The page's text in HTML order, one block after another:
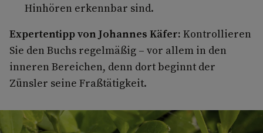
Hinhören erkennbar sind.
Expertentipp von Johannes Käfer: Kontrollieren
Sie den Buchs regelmäßig – vor allem in den
inneren Bereichen, denn dort beginnt der
Zünsler seine Fraßtätigkeit.